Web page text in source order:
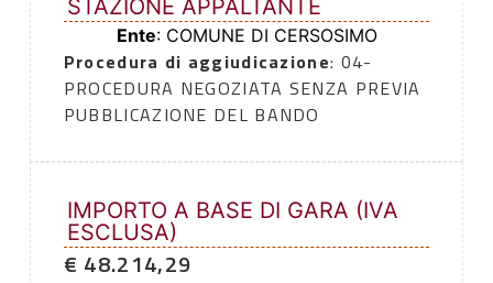
STAZIONE APPALTANTE
Ente: COMUNE DI CERSOSIMO
Procedura di aggiudicazione: 04-
PROCEDURA NEGOZIATA SENZA PREVIA
PUBBLICAZIONE DEL BANDO
IMPORTO A BASE DI GARA (IVA
ESCLUSA)
€ 48.214,29